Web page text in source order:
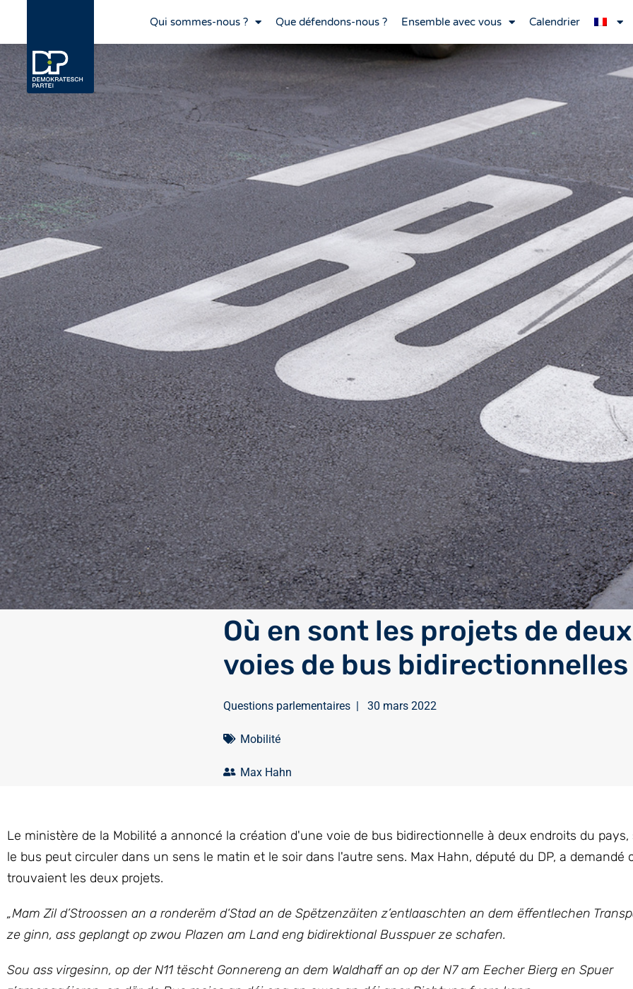
Qui sommes-nous ? Que défendons-nous ? Ensemble avec vous Calendrier
Où en sont les projets de deux
voies de bus bidirectionnelles
Questions parlementaires| 30 mars 2022
Mobilité
Max Hahn
Le ministère de la Mobilité a annoncé la création d'une voie de bus bidirectionnelle à deux endroits du pays,
le bus peut circuler dans un sens le matin et le soir dans l'autre sens. Max Hahn, député du DP, a demandé
trouvaient les deux projets.
„Mam Zil d’Stroossen an a ronderëm d‘Stad an de Spëtzenzäiten z’entlaaschten an dem ëffentlechen
ze ginn, ass geplangt op zwou Plazen am Land eng bidirektional Busspuer ze schafen.
Sou ass virgesinn, op der N11 tëscht Gonnereng an dem Waldhaff an op der N7 am Eecher Bierg en Spuer